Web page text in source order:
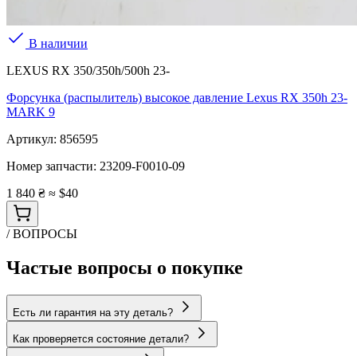
В наличии
LEXUS RX 350/350h/500h 23-
Форсунка (распылитель) высокое давление Lexus RX 350h 23-
MARK 9
Артикул: 856595
Номер запчасти: 23209-F0010-09
1 840 ₴ ≈ $40
/ ВОПРОСЫ
Частые вопросы о покупке
Есть ли гарантия на эту деталь?
Как проверяется состояние детали?